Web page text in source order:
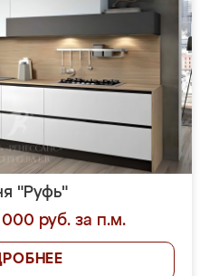
"Руфь"
руб. за п.м.